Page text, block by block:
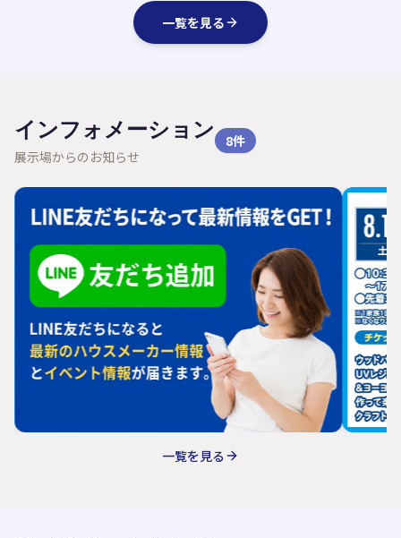
一覧を見る
インフォメーション
展示場からのお知らせ
8件
一覧を見る